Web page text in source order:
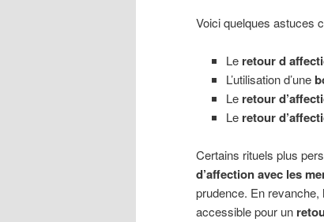
Voici quelques astuces
Le retour d
L’utilisation d’une
Le retour
Le retour
Certains rituels plus
d’affection avec les
prudence. En revanche,
accessible pour un